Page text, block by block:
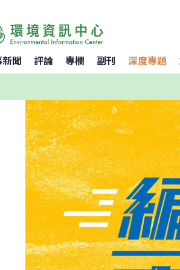
聞 評論 專欄 副刊 深度專題